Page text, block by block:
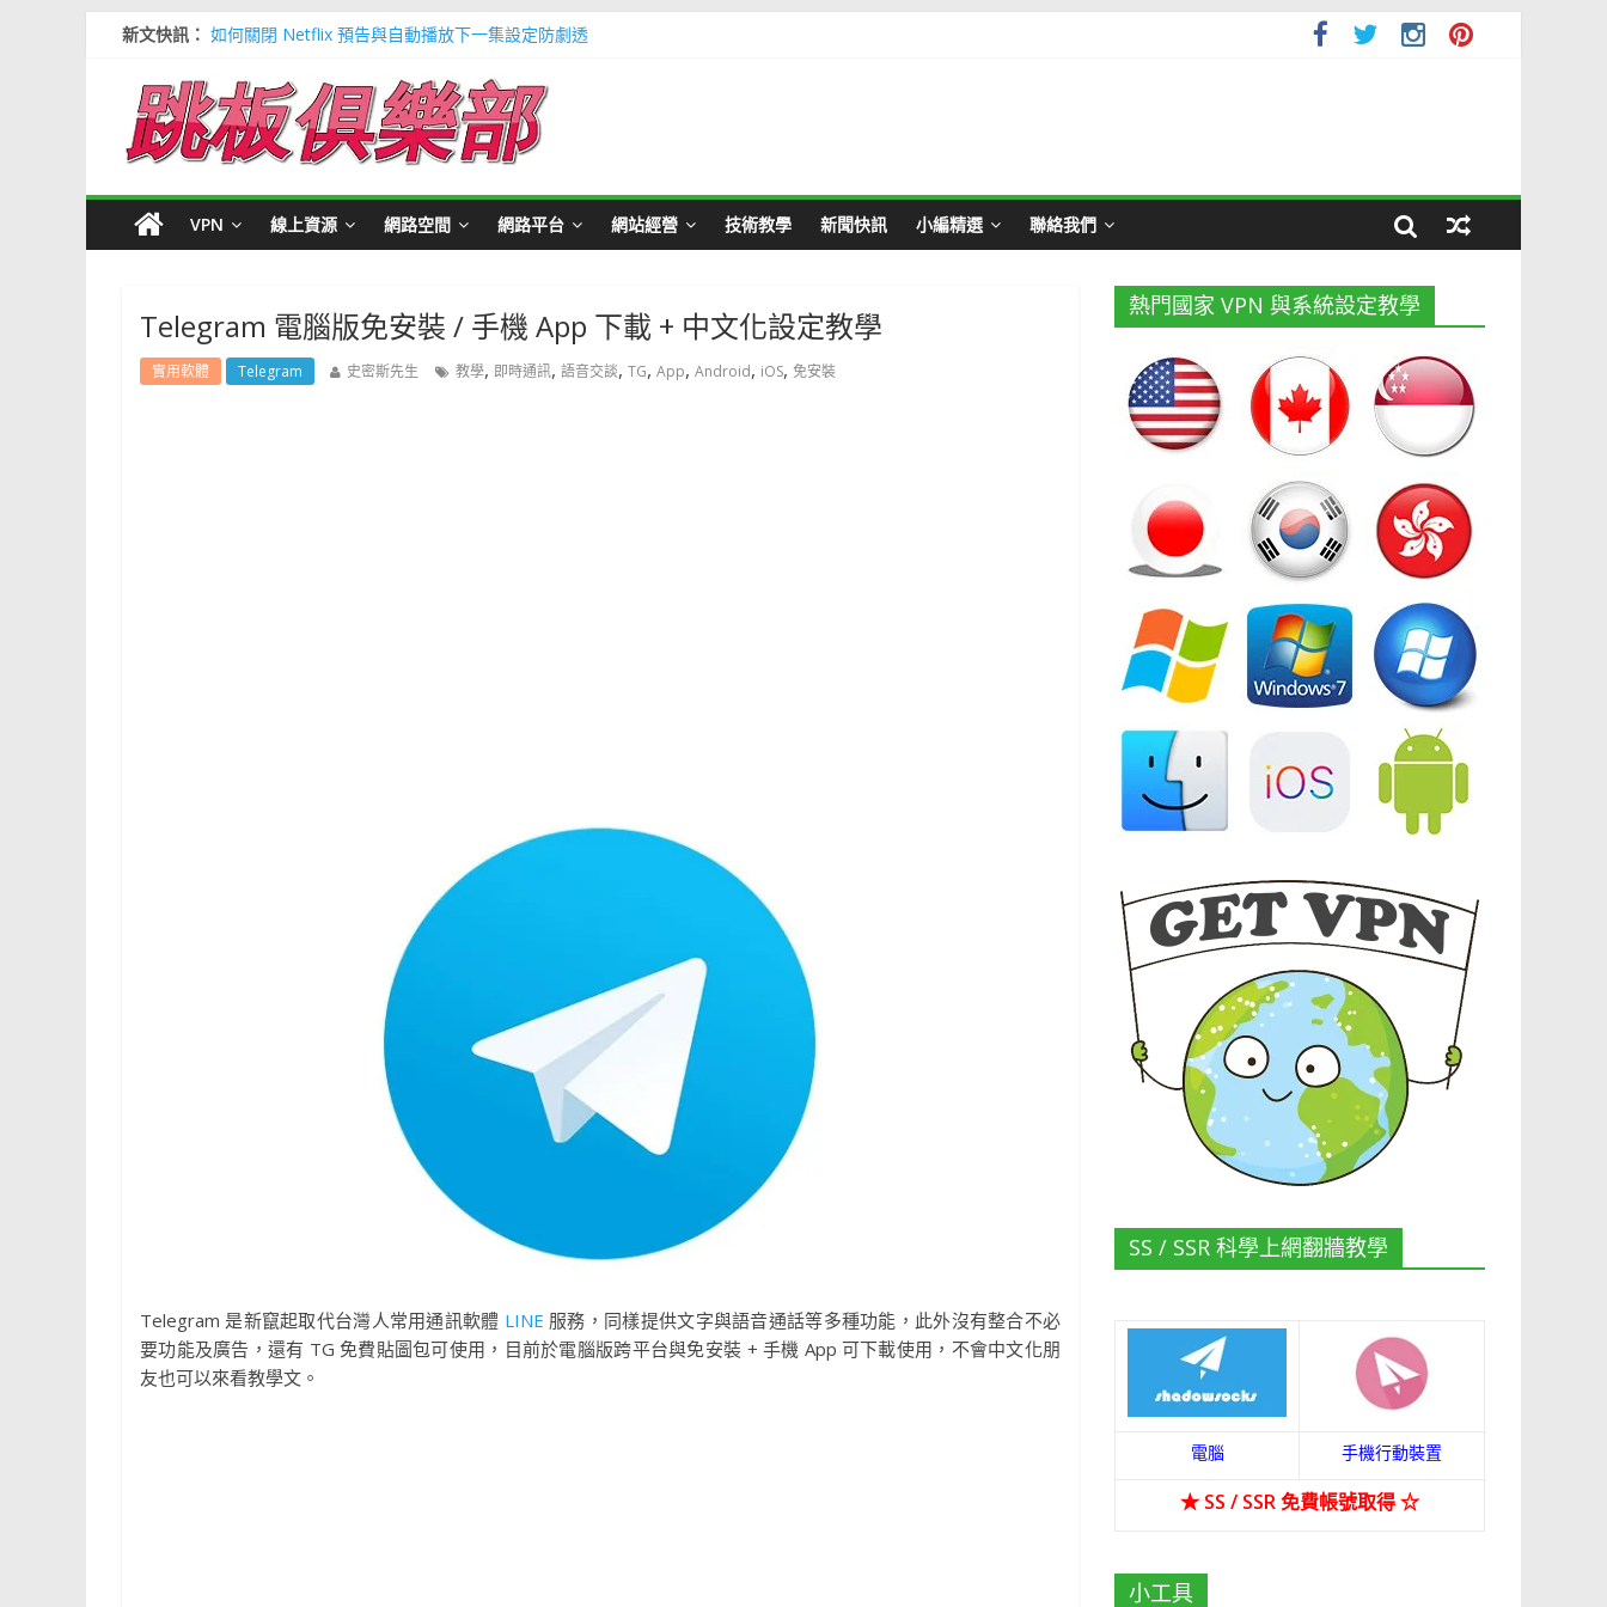
新文快訊： 如何關閉 Netflix 預告與自動播放下一集設定防劇透
信用卡號產生器 (含CVV) 懶人包＃多個 Visa / Master Card 網站
寶可夢飛人安卓必裝 FonesGo 虛擬定位不用出門玩遊戲教學
Google 刪除超過兩年登入帳號＃不想被砍帳號教學
VPN 線上資源 網路空間 網路平台 網站經營 技術教學 新聞快訊 小編精選 聯絡我們
Telegram 電腦版免安裝 / 手機 App 下載 + 中文化設定教學
實用軟體 Telegram 史密斯先生 教學, 即時通訊, 語音交談, TG, App, Android, iOS, 免安裝
Telegram 是新竄起取代台灣人常用通訊軟體 LINE 服務，同樣提供文字與語音通話等多種功能，此外沒有整合不必
要功能及廣告，還有 TG 免費貼圖包可使用，目前於電腦版跨平台與免安裝 + 手機 App 可下載使用，不會中文化朋
友也可以來看教學文。
熱門國家 VPN 與系統設定教學
SS / SSR 科學上網翻牆教學
電腦 手機行動裝置
★ SS / SSR 免費帳號取得☆
小工具